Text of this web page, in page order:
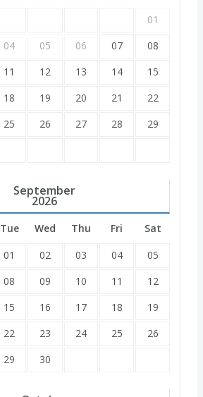
01
04 05 06 07
08
11 12 13 14
15
18 19 20 21
22
25 26 27 28
29
September
2026
Tue Wed Thu Fri
Sat
01
02 03 04
05
08 09 10 11
12
15 16 17 18
19
22 23 24 25
26
29 30